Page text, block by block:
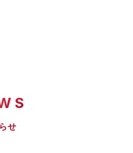
せ